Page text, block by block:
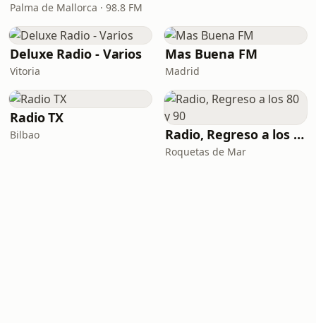
Palma de Mallorca · 98.8 FM
Deluxe Radio - Varios
Vitoria
Mas Buena FM
Madrid
Radio TX
Bilbao Radio, Regreso a los 80 y 90
Roquetas de Mar